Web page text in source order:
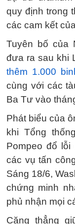
quy định trong
các cam kết
Tuyên bố của
đưa ra sau khi
thêm 1.000
cùng với các
Ba Tư vào
Phát biểu của
khi Tổng
Pompeo đổ
các vụ tấn
Sáng 18/6,
chứng minh
phủ nhận mọi
Căng thẳng